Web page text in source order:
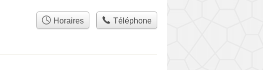
Horaires Téléphone